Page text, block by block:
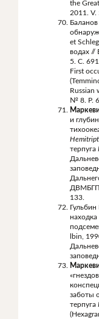
the
2011.
et
водах //
5. С.
First
Russian
№ 8. P.
и
терпуга
133.
Гульбин
находка
lbin,
заботы
терпуга